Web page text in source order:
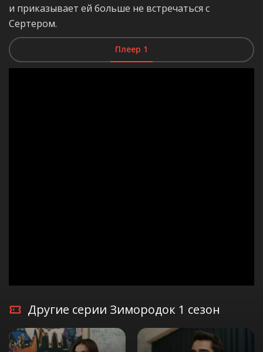
и приказывает ей больше не встречаться с
Сертером.
Плеер 1
Другие серии Зимородок 1 сезон